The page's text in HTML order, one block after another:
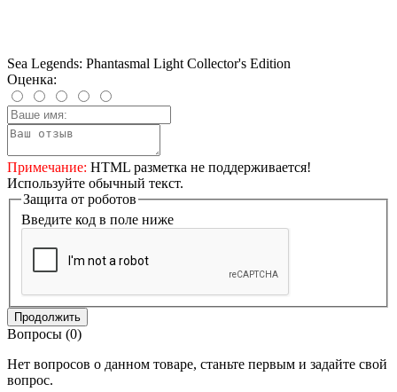
Sea Legends: Phantasmal Light Collector's Edition
Оценка:
Примечание: HTML разметка не поддерживается!
Используйте обычный текст.
Защита от роботов
Введите код в поле ниже
Продолжить
Вопросы (0)
Нет вопросов о данном товаре, станьте первым и задайте свой
вопрос.